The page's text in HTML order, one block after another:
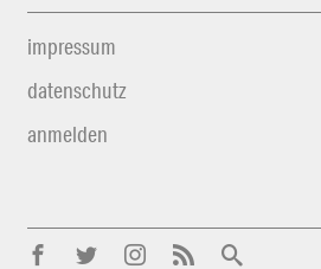
impressum
datenschutz
anmelden